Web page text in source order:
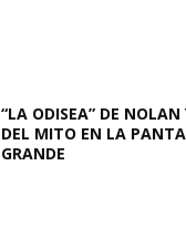
“LA ODISEA” DE NOLAN
DEL MITO EN LA
GRANDE